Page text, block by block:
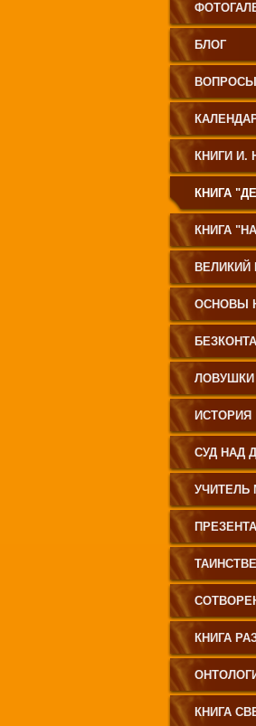
БЛОГ
КНИГИ И.
КНИГА
СВЕТА
КНИГА
ВЕЛИКИЙ
ОСНОВЫ
ИСТОРИЯ
СУД НАД
УЧИТЕЛЬ
СИБИРЬ
ЕЁ
КНИГА
ПОЛЕЙ
КНИГА